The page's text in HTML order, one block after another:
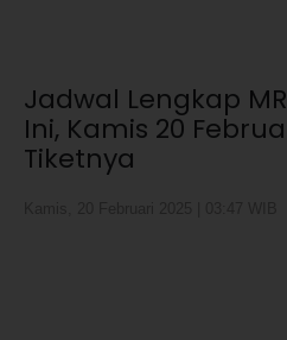
Jadwal Lengkap
Ini, Kamis 20
Tiketnya